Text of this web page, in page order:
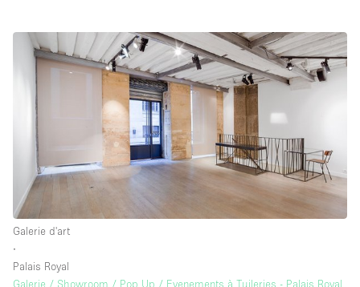
Galerie d'art
∙
Palais Royal
Galerie / Showroom / Pop Up / Evenements à Tuileries - Palais Royal